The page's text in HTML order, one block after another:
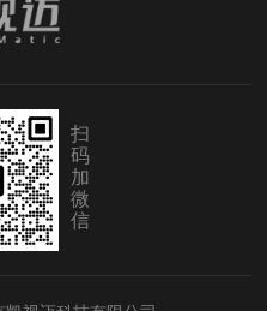
扫
码
加
微
信